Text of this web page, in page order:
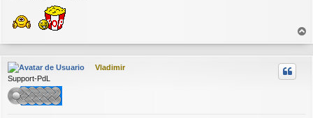
n
s
e
r
r
Vladimir
Support-PdL